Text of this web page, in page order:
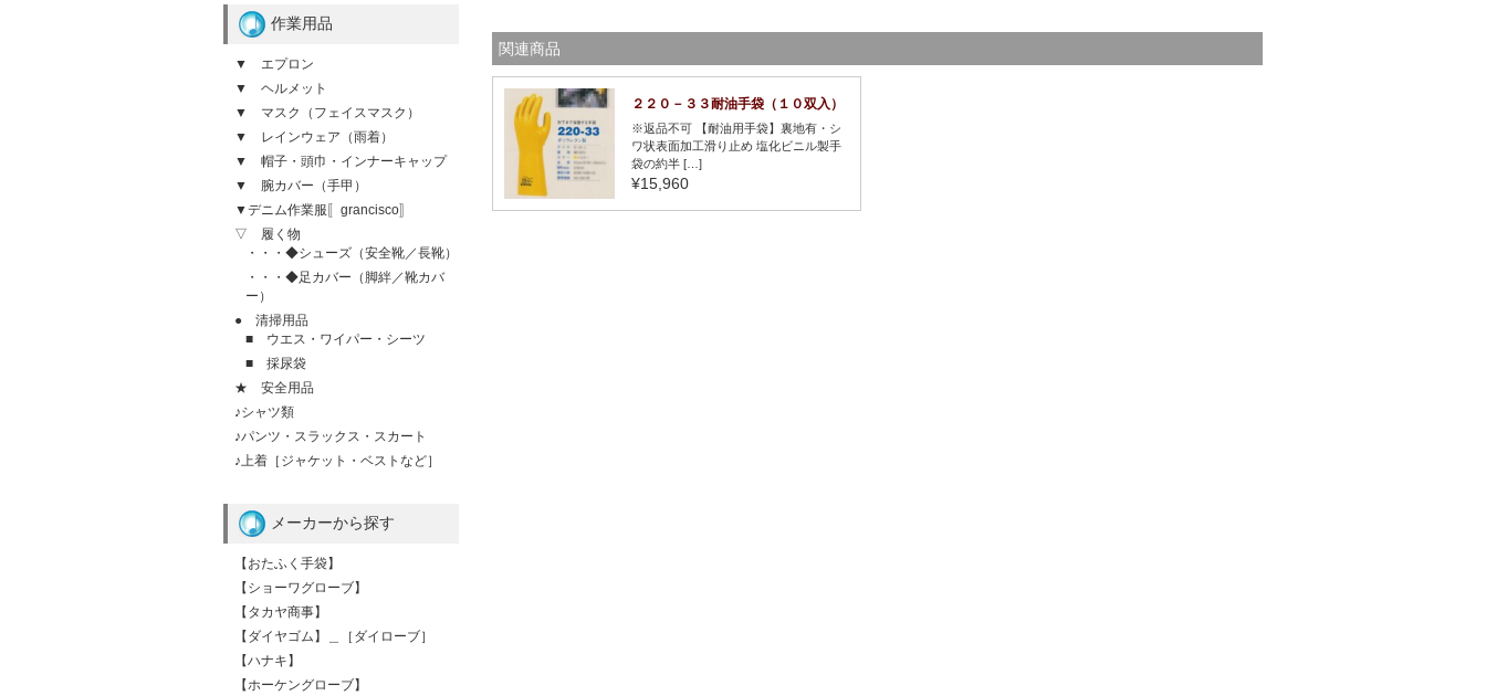
関連商品
２２０－３３耐油手袋（１０双入）
※返品不可 【耐油用手袋】裏地有・シ
ワ状表面加工滑り止め 塩化ビニル製手
袋の約半 […]
¥15,960
作業用品
▼ エプロン
▼ ヘルメット
▼ マスク（フェイスマスク）
▼ レインウェア（雨着）
▼ 帽子・頭巾・インナーキャップ
▼ 腕カバー（手甲）
▼デニム作業服〚grancisco〛
▽ 履く物
・・・◆シューズ（安全靴／長靴）
・・・◆足カバー（脚絆／靴カバ
ー）
● 清掃用品
■ ウエス・ワイパー・シーツ
■ 採尿袋
★ 安全用品
♪シャツ類
♪パンツ・スラックス・スカート
♪上着［ジャケット・ベストなど］
メーカーから探す
【おたふく手袋】
【ショーワグローブ】
【タカヤ商事】
【ダイヤゴム】＿［ダイローブ］
【ハナキ】
【ホーケングローブ】